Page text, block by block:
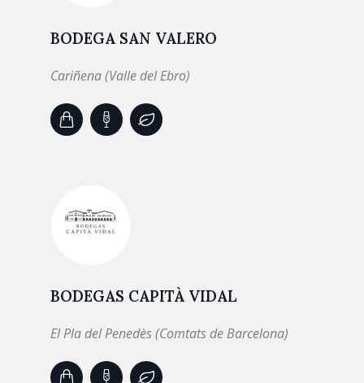
BODEGA SAN VALERO
Cariñena (Valle del Ebro)
BODEGAS CAPITÀ VIDAL
El Pla del Penedès (Comtats de Barcelona)